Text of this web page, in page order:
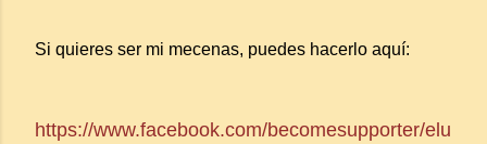
Si quieres ser mi mecenas, puedes hacerlo aquí:
https://www.facebook.com/becomesupporter/elu